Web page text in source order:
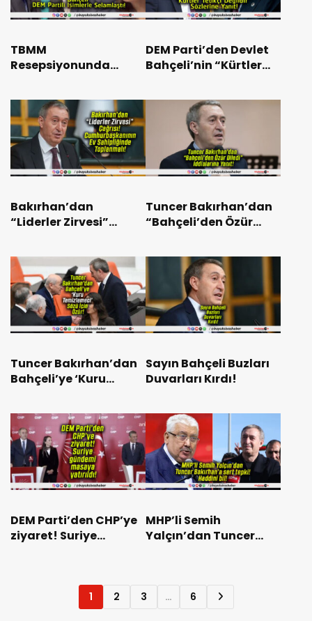
TBMM
Resepsiyonunda
Bahçeli, DEM Partili
İsimlerle Selamlaştı!
DEM Parti’den Devlet
Bahçeli’nin “Kürtler
Sözlerine Yanıt!
Bakırhan’dan
“Liderler Zirvesi”
Cumhurbaşkanının Ev
Sahipliğinde
Toplanmalı!
Tuncer Bakırhan’dan
“Bahçeli’den Özür
Yanıt!
Tuncer Bakırhan’dan
Bahçeli’ye ‘Kuru
Özür!
Sayın Bahçeli Buzları
Duvarları Kırdı!
DEM Parti’den CHP’ye
ziyaret! Suriye
MHP’li Semih
Yalçın’dan Tuncer
1 2 3 … 6